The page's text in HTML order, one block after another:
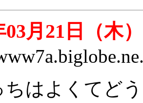
月21日（木）
はよくてど